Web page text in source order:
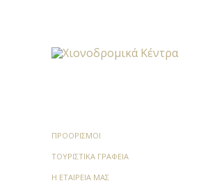
ΠΡΟΟΡΙΣΜΟΊ
ΤΟΥΡΙΣΤΙΚΆ ΓΡΑΦΕΊΑ
Η ΕΤΑΙΡΕΊΑ ΜΑΣ